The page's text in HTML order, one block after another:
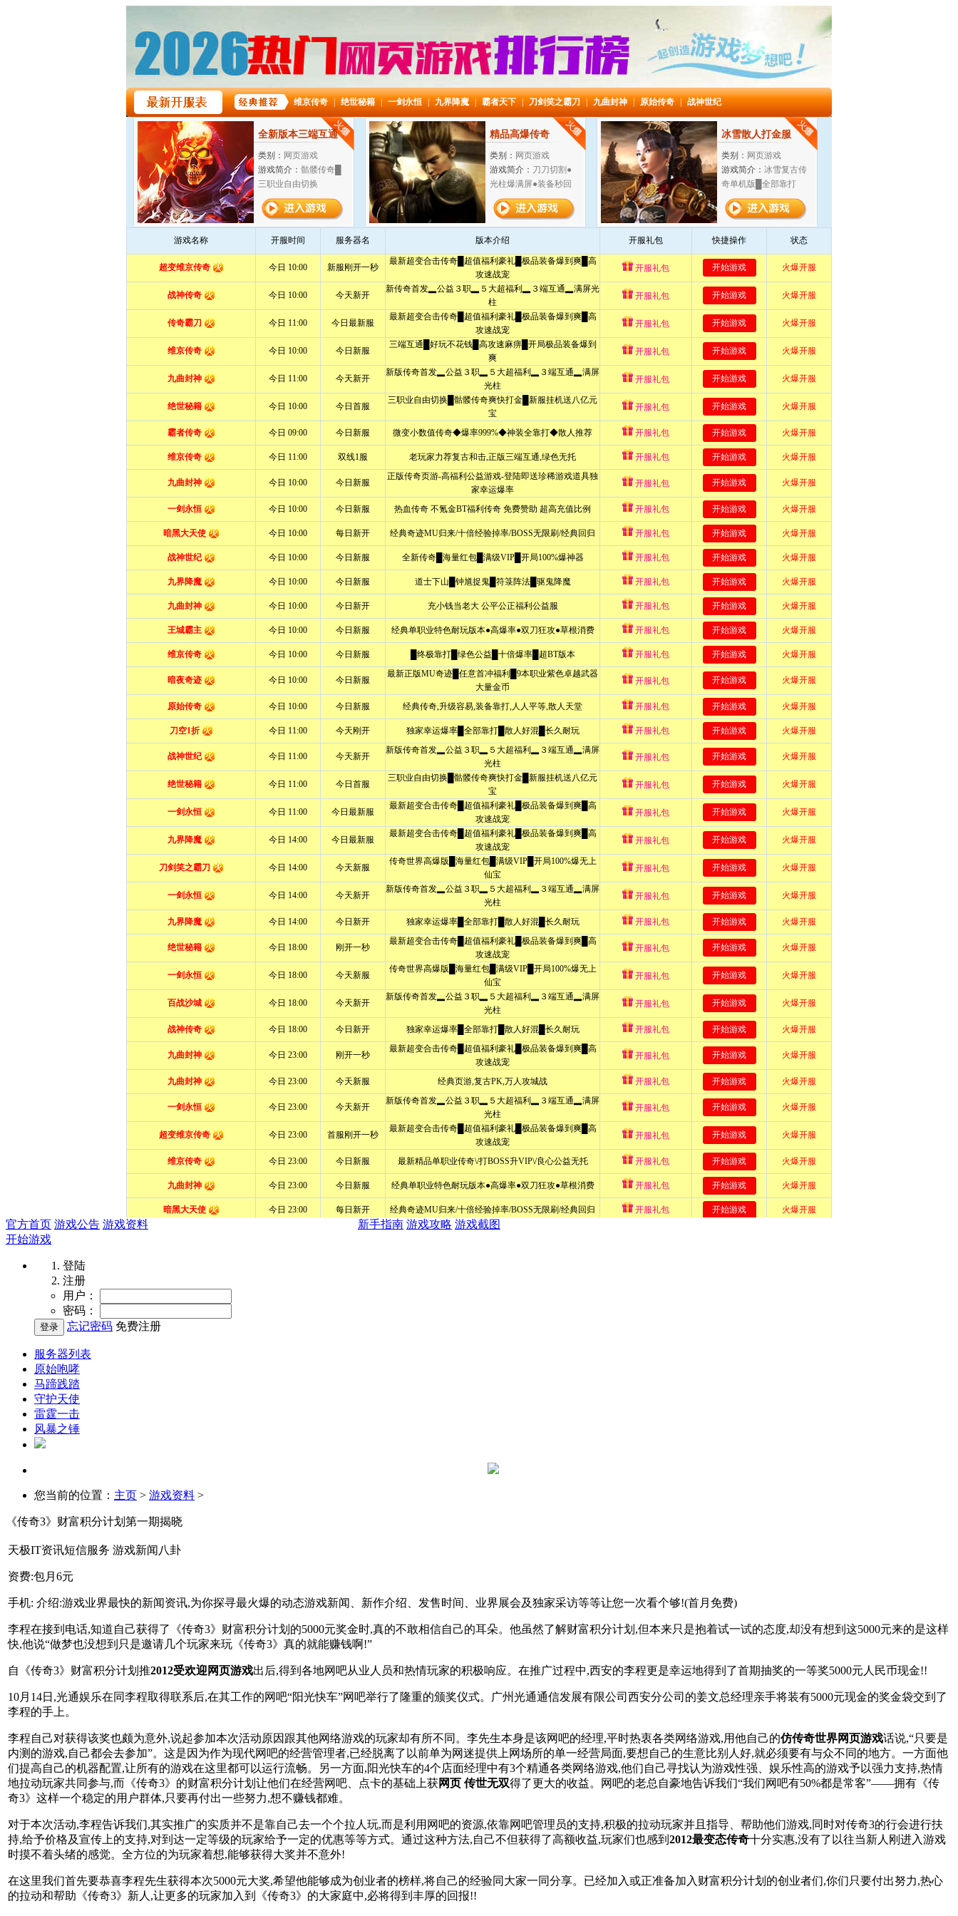
官方首页 游戏公告 游戏资料 新手指南 游戏攻略 游戏截图
开始游戏
登陆
注册
用户：
密码：
忘记密码 免费注册
服务器列表
原始咆哮
马蹄践踏
守护天使
雷霆一击
风暴之锤
您当前的位置： 主页 > 游戏资料 >
《传奇3》财富积分计划第一期揭晓
天极IT资讯短信服务 游戏新闻八卦
资费:包月6元
手机: 介绍:游戏业界最快的新闻资讯,为你探寻最火爆的动态游戏新闻、新作介绍、发售时间、业界展会及独家采访等等让您一次看个够!(首月免费)
李程在接到电话,知道自己获得了《传奇3》财富积分计划的5000元奖金时,真的不敢相信自己的耳朵。他虽然了解财富积分计划,但本来只是抱着试一试的态度,却没有想到这5000元来的是这样
快,他说“做梦也没想到只是邀请几个玩家来玩《传奇3》真的就能赚钱啊!”
自《传奇3》财富积分计划推2012受欢迎网页游戏出后,得到各地网吧从业人员和热情玩家的积极响应。在推广过程中,西安的李程更是幸运地得到了首期抽奖的一等奖5000元人民币现金!!
10月14日,光通娱乐在同李程取得联系后,在其工作的网吧“阳光快车”网吧举行了隆重的颁奖仪式。广州光通通信发展有限公司西安分公司的姜文总经理亲手将装有5000元现金的奖金袋交到了
李程的手上。
李程自己对获得该奖也颇为意外,说起参加本次活动原因跟其他网络游戏的玩家却有所不同。李先生本身是该网吧的经理,平时热衷各类网络游戏,用他自己的仿传奇世界网页游戏话说,“只要是
内测的游戏,自己都会去参加”。这是因为作为现代网吧的经营管理者,已经脱离了以前单为网迷提供上网场所的单一经营局面,要想自己的生意比别人好,就必须要有与众不同的地方。一方面他
们提高自己的机器配置,让所有的游戏在这里都可以运行流畅。另一方面,阳光快车的4个店面经理中有3个精通各类网络游戏,他们自己寻找认为游戏性强、娱乐性高的游戏予以强力支持,热情
地拉动玩家共同参与,而《传奇3》的财富积分计划让他们在经营网吧、点卡的基础上获网页 传世无双得了更大的收益。网吧的老总自豪地告诉我们“我们网吧有50%都是常客”――拥有《传
奇3》这样一个稳定的用户群体,只要再付出一些努力,想不赚钱都难。
对于本次活动,李程告诉我们,其实推广的实质并不是靠自己去一个个拉人玩,而是利用网吧的资源,依靠网吧管理员的支持,积极的拉动玩家并且指导、帮助他们游戏,同时对传奇3的行会进行扶
持,给予价格及宣传上的支持,对到达一定等级的玩家给予一定的优惠等等方式。通过这种方法,自己不但获得了高额收益,玩家们也感到 2012最变态传奇十分实惠,没有了以往当新人刚进入游戏
时摸不着头绪的感觉。全方位的为玩家着想,能够获得大奖并不意外!
在这里我们首先要恭喜李程先生获得本次5000元大奖,希望他能够成为创业者的榜样,将自己的经验同大家一同分享。已经加入或正准备加入财富积分计划的创业者们,你们只要付出努力,热心
的拉动和帮助《传奇3》新人,让更多的玩家加入到《传奇3》的大家庭中,必将得到丰厚的回报!!